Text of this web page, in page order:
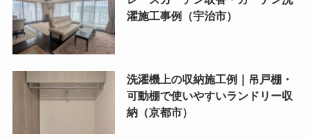
濯施工事例（宇治市）
洗濯機上の収納施工例｜吊戸棚・
可動棚で使いやすいランドリー収
納（京都市）